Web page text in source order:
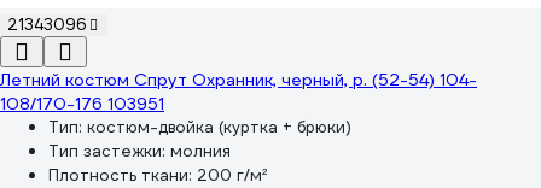
21343096
Летний костюм Спрут Охранник, черный, р. (52-54) 104-
108/170-176 103951
Тип: костюм-двойка (куртка + брюки)
Тип застежки: молния
Плотность ткани: 200 г/м²